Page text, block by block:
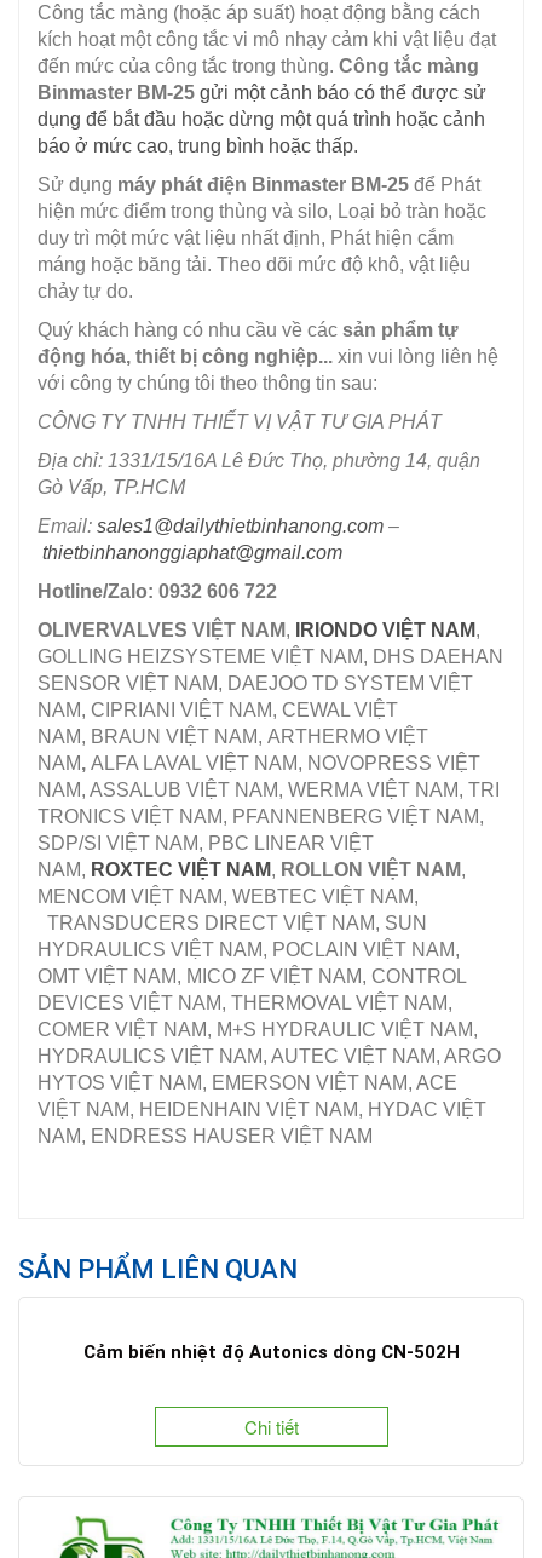
Công tắc màng (hoặc áp suất) hoạt động bằng cách
kích hoạt một công tắc vi mô nhạy cảm khi vật liệu đạt
đến mức của công tắc trong thùng. Công tắc màng
Binmaster BM-25 gửi một cảnh báo có thể được sử
dụng để bắt đầu hoặc dừng một quá trình hoặc cảnh
báo ở mức cao, trung bình hoặc thấp.
Sử dụng máy phát điện Binmaster BM-25 để Phát
hiện mức điểm trong thùng và silo, Loại bỏ tràn hoặc
duy trì một mức vật liệu nhất định, Phát hiện cắm
máng hoặc băng tải. Theo dõi mức độ khô, vật liệu
chảy tự do.
Quý khách hàng có nhu cầu về các sản phẩm tự
động hóa, thiết bị công nghiệp... xin vui lòng liên hệ
với công ty chúng tôi theo thông tin sau:
CÔNG TY TNHH THIẾT VỊ VẬT TƯ GIA PHÁT
Địa chỉ: 1331/15/16A Lê Đức Thọ, phường 14, quận
Gò Vấp, TP.HCM
Email: sales1@dailythietbinhanong.com –
thietbinhanonggiaphat@gmail.com
Hotline/Zalo: 0932 606 722
OLIVERVALVES VIỆT NAM, IRIONDO VIỆT NAM,
GOLLING HEIZSYSTEME VIỆT NAM, DHS DAEHAN
SENSOR VIỆT NAM, DAEJOO TD SYSTEM VIỆT
NAM, CIPRIANI VIỆT NAM, CEWAL VIỆT
NAM, BRAUN VIỆT NAM, ARTHERMO VIỆT
NAM, ALFA LAVAL VIỆT NAM, NOVOPRESS VIỆT
NAM, ASSALUB VIỆT NAM, WERMA VIỆT NAM, TRI
TRONICS VIỆT NAM, PFANNENBERG VIỆT NAM,
SDP/SI VIỆT NAM, PBC LINEAR VIỆT
NAM, ROXTEC VIỆT NAM, ROLLON VIỆT NAM,
MENCOM VIỆT NAM, WEBTEC VIỆT NAM,
TRANSDUCERS DIRECT VIỆT NAM, SUN
HYDRAULICS VIỆT NAM, POCLAIN VIỆT NAM,
OMT VIỆT NAM, MICO ZF VIỆT NAM, CONTROL
DEVICES VIỆT NAM, THERMOVAL VIỆT NAM,
COMER VIỆT NAM, M+S HYDRAULIC VIỆT NAM,
HYDRAULICS VIỆT NAM, AUTEC VIỆT NAM, ARGO
HYTOS VIỆT NAM, EMERSON VIỆT NAM, ACE
VIỆT NAM, HEIDENHAIN VIỆT NAM, HYDAC VIỆT
NAM, ENDRESS HAUSER VIỆT NAM
SẢN PHẨM LIÊN QUAN
Cảm biến nhiệt độ Autonics dòng CN-502H
Chi tiết